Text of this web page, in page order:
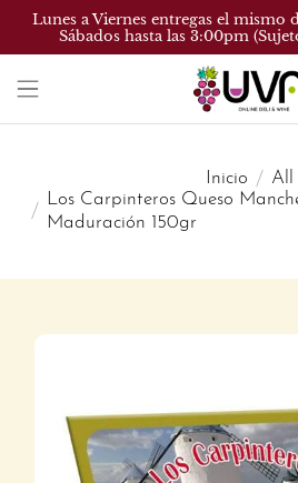
Lunes a Viernes entregas el mismo
Sábados hasta las 3:00pm
Inicio
All
Los Carpinteros Queso
Maduración 150gr